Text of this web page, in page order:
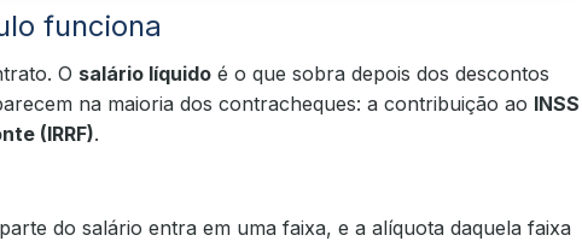
funciona
O salário líquido é o que sobra depois dos descontos
na maioria dos contracheques: a contribuição ao INSS
(IRRF).
do salário entra em uma faixa, e a alíquota daquela faixa